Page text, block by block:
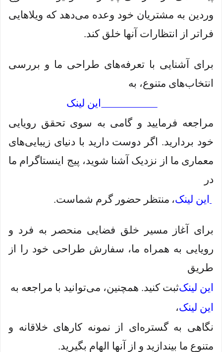
وردین به مشتریان خود وعده می‌دهد که ویلاهایی
فراتر از انتظارات آنها خلق کند.
برای آشنایی با تعرفه‌های طراحی ما و بررسی
انتخاب‌های متنوع، به
این لینک
مراجعه فرمایید و گامی به سوی تحقق رویایی
خود بردارید. اگر دوست دارید با دنیای زیبایی‌های
معماری ما از نزدیک آشنا شوید، پیج اینستاگرام ما
در
این لینک، منتظر حضور گرم شماست.
برای آغاز مسیر خلق فضایی منحصر به فرد و
رویایی به همراه ما، سفارش طراحی خود را از
طریق
این لینکثبت کنید. همچنین، می‌توانید با مراجعه به
این لینک،
نگاهی به گستره‌ای از نمونه کارهای خلاقانه و
متنوع ما بیندازید و از آنها الهام بگیرید.